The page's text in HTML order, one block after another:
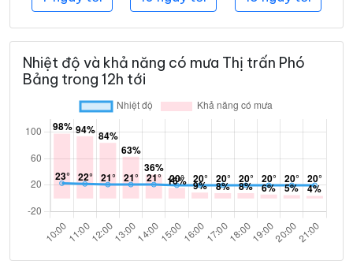
Nhiệt độ và khả năng có mưa Thị trấn Phó
Bảng trong 12h tới